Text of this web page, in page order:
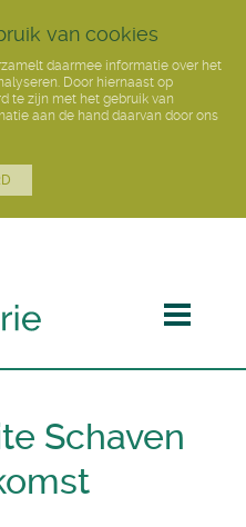
van cookies
daarmee informatie over het
Door hiernaast op
te zijn met het gebruik van
aan de hand daarvan door ons
Schaven